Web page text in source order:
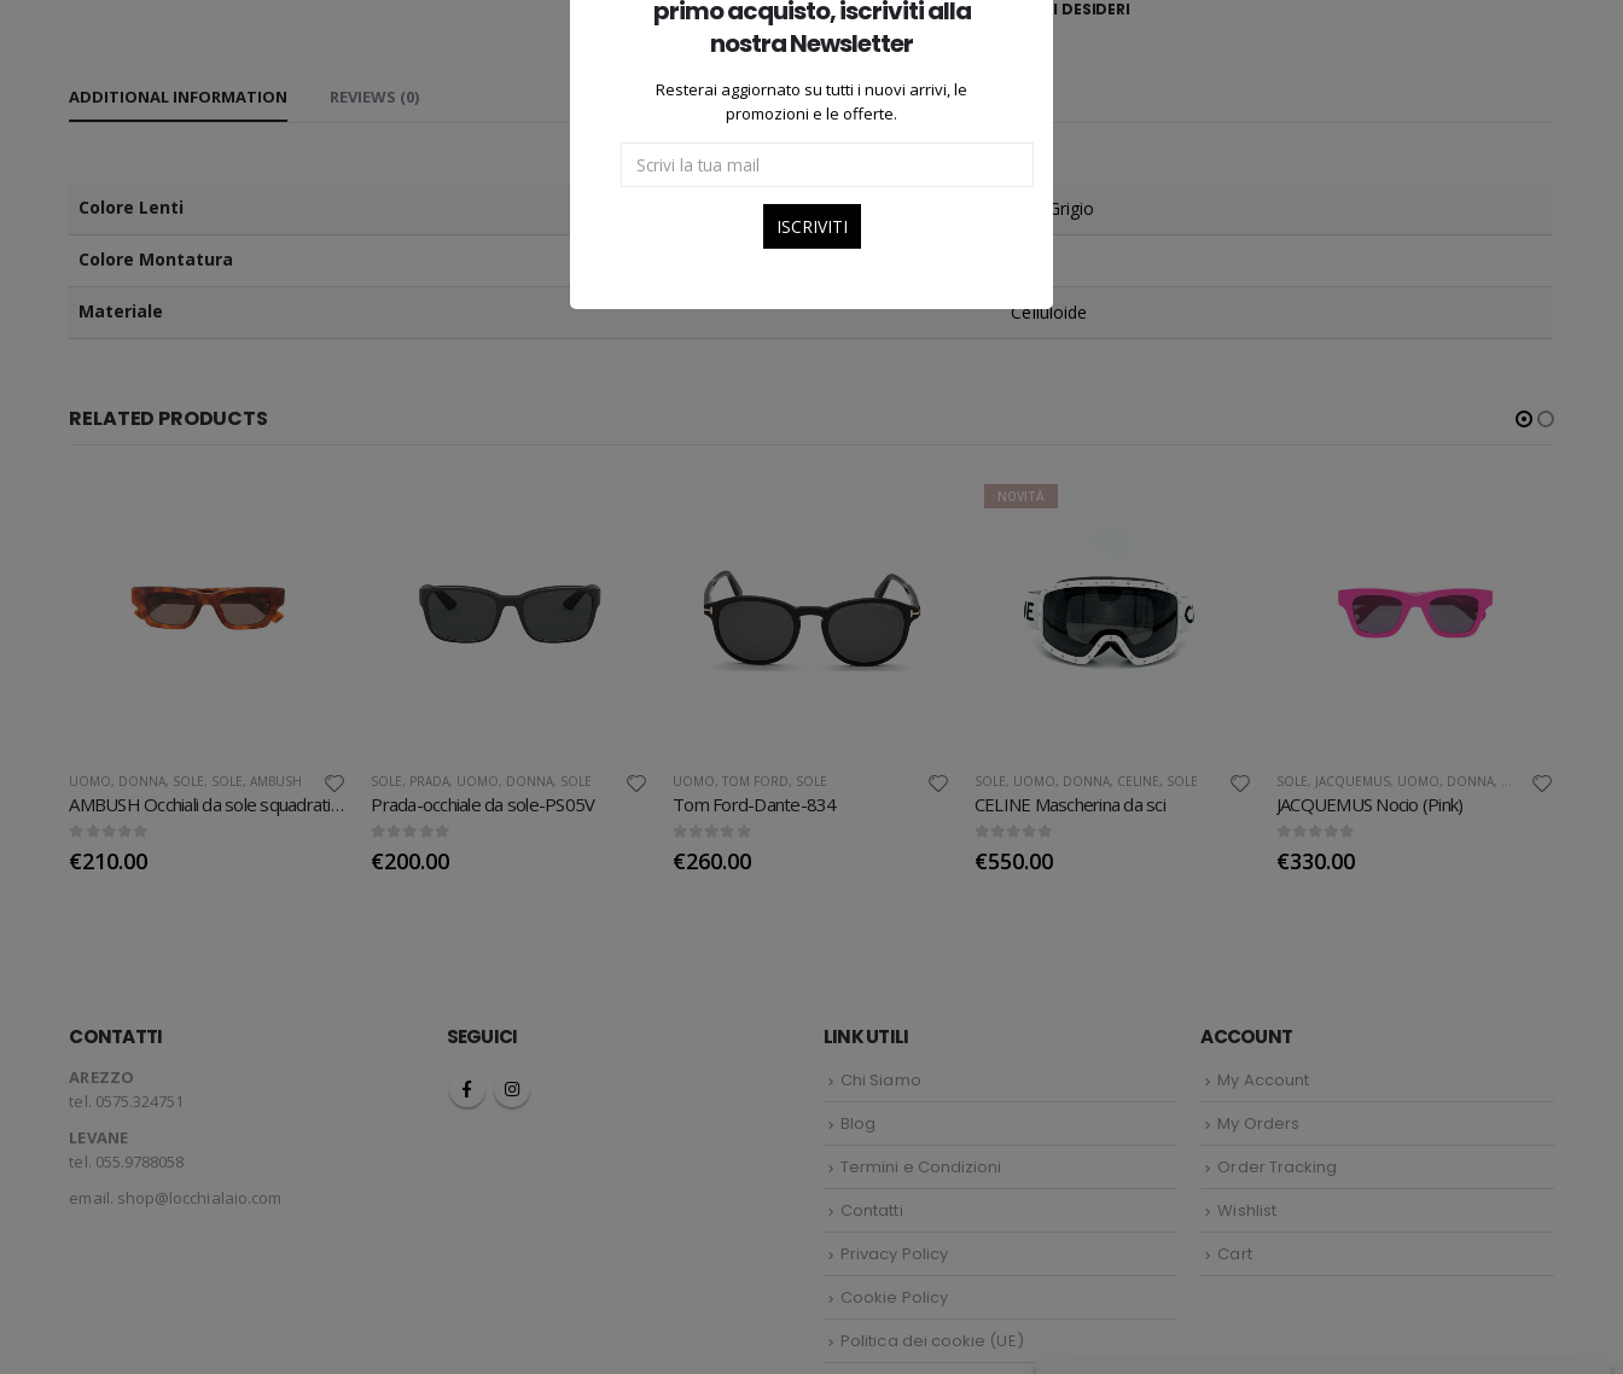
AGGIUNGI ALLA LISTA DEI DESIDERI
ADDITIONAL INFORMATION REVIEWS (0)
Colore Lenti Oro/Grigio
Colore Montatura
Materiale Celluloide
RELATED PRODUCTS
UOMO, DONNA, SOLE, SOLE,AMBUSH
AMBUSH Occhiali da sole squadrati RAY
0out of 5
€210.00
SOLE, PRADA, UOMO, DONNA, SOLE
Prada-occhiale da sole-PS05V
0out of 5
€200.00
UOMO,TOM FORD, SOLE
Tom Ford-Dante-834
0out of 5
€260.00
NOVITÀ
SOLE, UOMO, DONNA, CELINE, SOLE
CELINE Mascherina da sci
0out of 5
€550.00
SOLE, JACQUEMUS, UOMO, DONNA, SOLE
JACQUEMUS Nocio (Pink)
0out of 5
€330.00
CONTATTI
AREZZO
tel. 0575.324751
LEVANE
tel. 055.9788058
email. shop@locchialaio.com
SEGUICI LINK UTILI
Chi Siamo
Blog
Termini e Condizioni
Contatti
Privacy Policy
Cookie Policy
Politica dei cookie (UE)
ACCOUNT
My Account
My Orders
Order Tracking
Wishlist
Cart
primo acquisto, iscriviti alla
nostra Newsletter
Resterai aggiornato su tutti i nuovi arrivi, le
promozioni e le offerte.